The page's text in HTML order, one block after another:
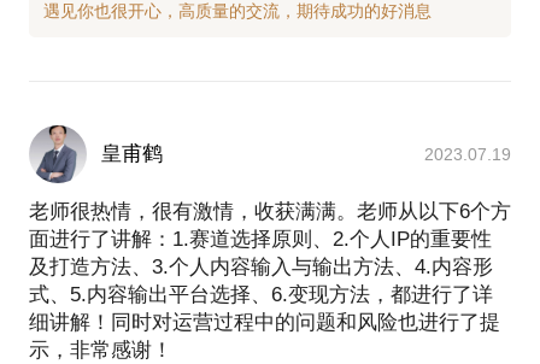
对不同出版方合同提供解决方案。
作家、年度畅销书等多项大奖，2015年中国作家富豪
榜第21位；《人生的84000种可能》预售首周登顶当
当、京东、亚马逊等电商新书TOP1。
孙宇晨：90后知识网红第一人，北京大学学霸，美国
常春藤盟校宾夕法尼亚大学硕士，马云湖畔大学首期
唯一90后学员，“陪我APP”创始人兼CEO，作为90后
创业代表，入选2015年《福布斯》30位30岁以下创业
者榜单，“喜马拉雅APP”《财富自由革命之路》主持
人，节目播放量超过500万次。孙宇晨作品《这世界
皇甫鹤 2023.07.19
老师很热情，很有激情，收获满满。老师从以下6个方
面进行了讲解：1.赛道选择原则、2.个人IP的重要性
及打造方法、3.个人内容输入与输出方法、4.内容形
式、5.内容输出平台选择、6.变现方法，都进行了详
细讲解！同时对运营过程中的问题和风险也进行了提
示，非常感谢！